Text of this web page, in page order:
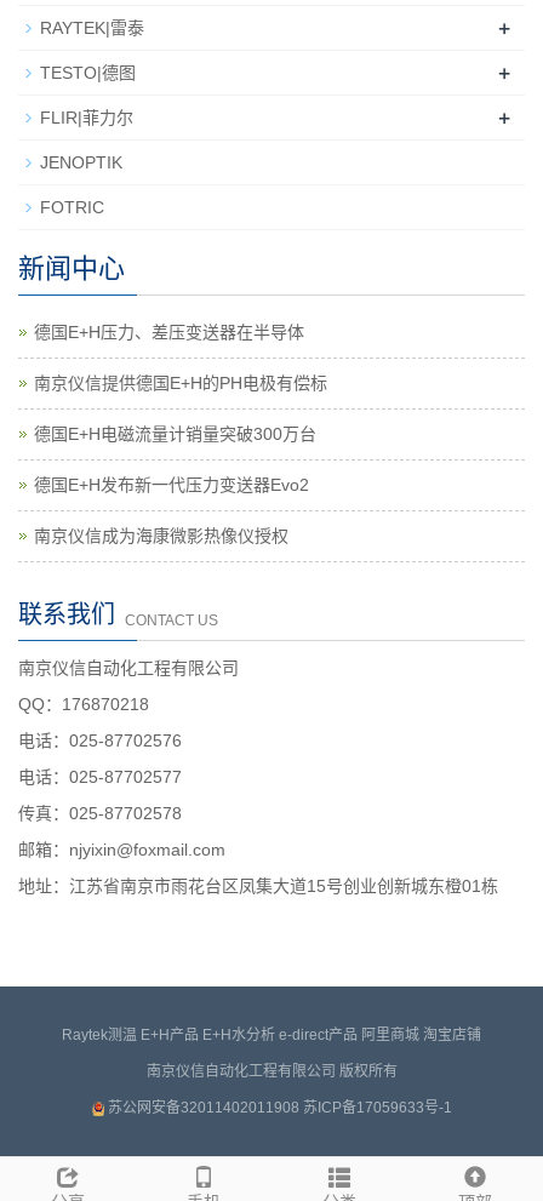
RAYTEK|雷泰 +
TESTO|德图 +
FLIR|菲力尔 +
JENOPTIK
FOTRIC
新闻中心
德国E+H压力、差压变送器在半导体
南京仪信提供德国E+H的PH电极有偿标
德国E+H电磁流量计销量突破300万台
德国E+H发布新一代压力变送器Evo2
南京仪信成为海康微影热像仪授权
联系我们 CONTACT US
南京仪信自动化工程有限公司
QQ：176870218
电话：025-87702576
电话：025-87702577
传真：025-87702578
邮箱：njyixin@foxmail.com
地址：江苏省南京市雨花台区凤集大道15号创业创新城东橙01栋
Raytek测温 E+H产品 E+H水分析 e-direct产品 阿里商城 淘宝店铺
南京仪信自动化工程有限公司 版权所有
苏公网安备32011402011908 苏ICP备17059633号-1